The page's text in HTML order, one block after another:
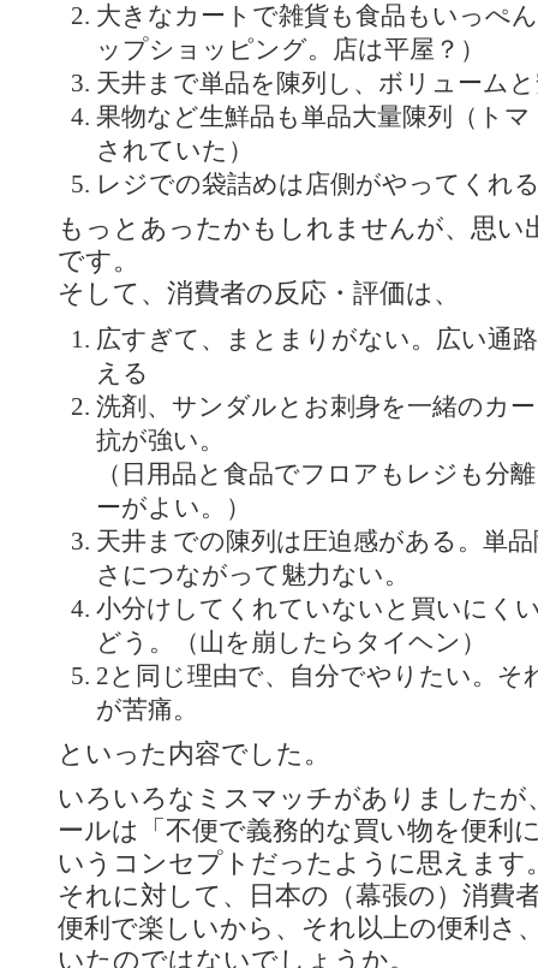
大きなカートで雑貨も食品もいっぺ
ップショッピング。店は平屋？）
天井まで単品を陳列し、ボリューム
果物など生鮮品も単品大量陳列（ト
されていた）
レジでの袋詰めは店側がやってくれ
もっとあったかもしれませんが、思
です。
そして、消費者の反応・評価は、
広すぎて、まとまりがない。広い通
える
洗剤、サンダルとお刺身を一緒のカ
抗が強い。
（日用品と食品でフロアもレジも分
ーがよい。）
天井までの陳列は圧迫感がある。単
さにつながって魅力ない。
小分けしてくれていないと買いにく
どう。（山を崩したらタイヘン）
2と同じ理由で、自分でやりたい。そ
が苦痛。
といった内容でした。
いろいろなミスマッチがありましたが
ールは「不便で義務的な買い物を便利
いうコンセプトだったように思えます
それに対して、日本の（幕張の）消費
便利で楽しいから、それ以上の便利さ
いたのではないでしょうか。